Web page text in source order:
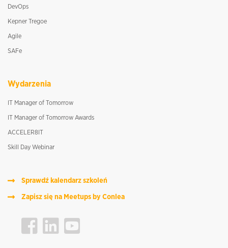
DevOps
Kepner Tregoe
Agile
SAFe
Wydarzenia
IT Manager of Tomorrow
IT Manager of Tomorrow Awards
ACCELER8IT
Skill Day Webinar
Sprawdź kalendarz szkoleń
Zapisz się na Meetups by Conlea